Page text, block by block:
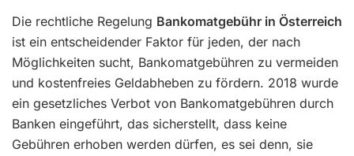
Die rechtliche Regelung Bankomatgebühr in Österreich
ist ein entscheidender Faktor für jeden, der nach
Möglichkeiten sucht, Bankomatgebühren zu vermeiden
und kostenfreies Geldabheben zu fördern. 2018 wurde
ein gesetzliches Verbot von Bankomatgebühren durch
Banken eingeführt, das sicherstellt, dass keine
Gebühren erhoben werden dürfen, es sei denn, sie